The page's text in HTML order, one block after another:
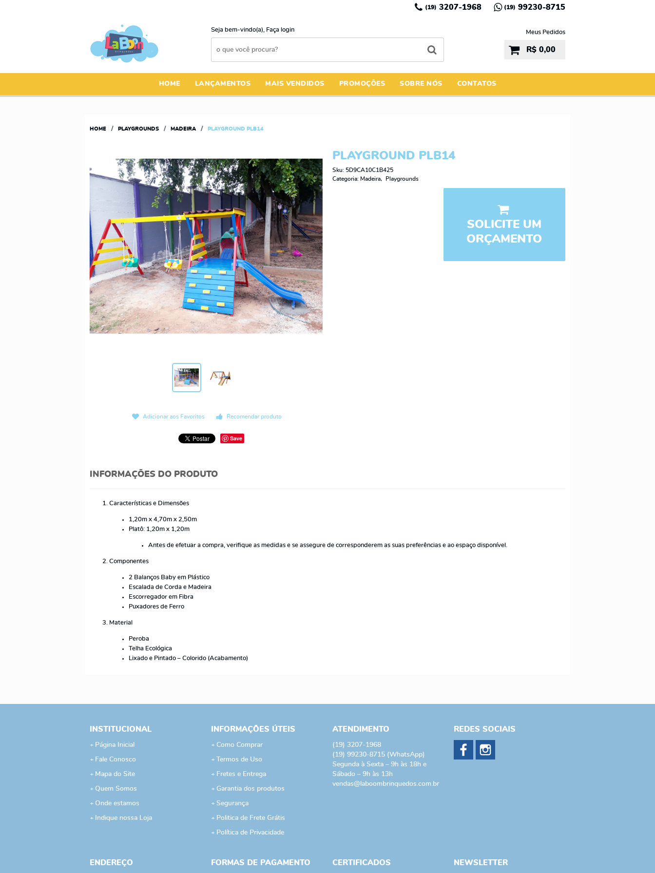
(19) 3207-1968 (19) 99230-8715
Seja bem-vindo(a), Faça login Meus Pedidos
R$ 0,00
HOME LANÇAMENTOS MAIS VENDIDOS PROMOÇÕES SOBRE NÓS CONTATOS
HOME PLAYGROUNDS MADEIRA PLAYGROUND PLB14
Adicionar aos Favoritos Recomendar produto
Save
PLAYGROUND PLB14
Sku: 5D9CA10C1B425
Categoria: Madeira Playgrounds
SOLICITE UM
ORÇAMENTO
INFORMAÇÕES DO PRODUTO
Características e Dimensões
1,20m x 4,70m x 2,50m
Platô: 1,20m x 1,20m
Antes de efetuar a compra, verifique as medidas e se assegure de corresponderem as suas preferências e ao espaço disponível.
Componentes
2 Balanços Baby em Plástico
Escalada de Corda e Madeira
Escorregador em Fibra
Puxadores de Ferro
Material
Peroba
Telha Ecológica
Lixado e Pintado – Colorido (Acabamento)
INSTITUCIONAL
Página Inicial
Fale Conosco
Mapa do Site
Quem Somos
Onde estamos
Indique nossa Loja
INFORMAÇÕES ÚTEIS
Como Comprar
Termos de Uso
Fretes e Entrega
Garantia dos produtos
Segurança
Politica de Frete Grátis
Política de Privacidade
ATENDIMENTO
(19) 3207-1968
(19) 99230-8715 (WhatsApp)
Segunda à Sexta – 9h às 18h e
Sábado – 9h às 13h
vendas@laboombrinquedos.com.br
REDES SOCIAIS
ENDEREÇO FORMAS DE PAGAMENTO CERTIFICADOS NEWSLETTER